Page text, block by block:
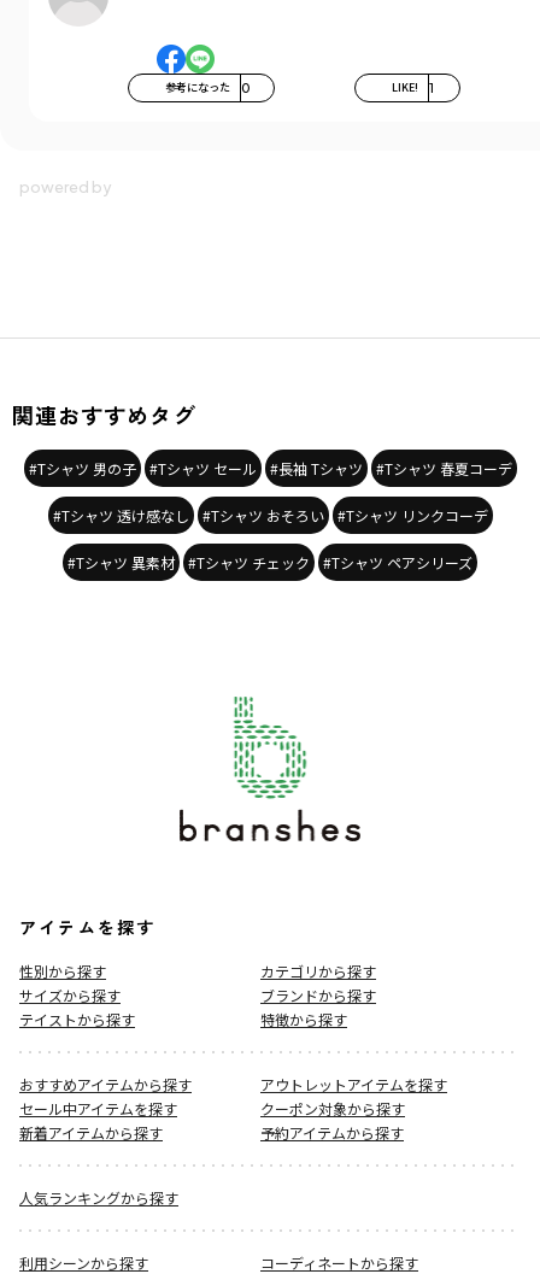
参考になった 0 LIKE! 1
関連おすすめタグ
#Tシャツ 男の子 #Tシャツ セール #長袖 Tシャツ #Tシャツ 春夏コーデ
#Tシャツ 透け感なし #Tシャツ おそろい #Tシャツ リンクコーデ
#Tシャツ 異素材 #Tシャツ チェック #Tシャツ ペアシリーズ
アイテムを探す
性別から探す
カテゴリから探す
サイズから探す
ブランドから探す
テイストから探す
特徴から探す
おすすめアイテムから探す
アウトレットアイテムを探す
セール中アイテムを探す
クーポン対象から探す
新着アイテムから探す
予約アイテムから探す
人気ランキングから探す
利用シーンから探す
コーディネートから探す